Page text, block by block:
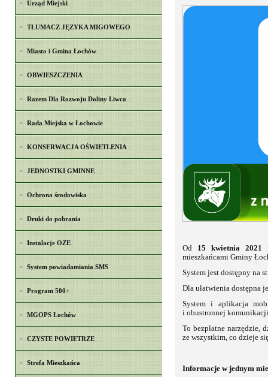
Urząd Miejski
TŁUMACZ JĘZYKA MIGOWEGO
Miasto i Gmina Łochów
OBWIESZCZENIA
Razem Dla Rozwoju Doliny Liwca
Rada Miejska w Łochowie
KONSERWACJA OŚWIETLENIA
JEDNOSTKI GMINNE
Ochrona środowiska
Druki do pobrania
Instalacje OZE
System powiadamiania SMS
Program 500+
MGOPS Łochów
CZYSTE POWIETRZE
Strefa Mieszkańca
Od 15 kwietnia 2021
mieszkańcami Gminy
System jest dostępny na
Dla ułatwienia dostępna
System i aplikacja
i obustronnej
To bezpłatne narzędzie,
ze wszystkim, co dzieje
Informacje w jednym